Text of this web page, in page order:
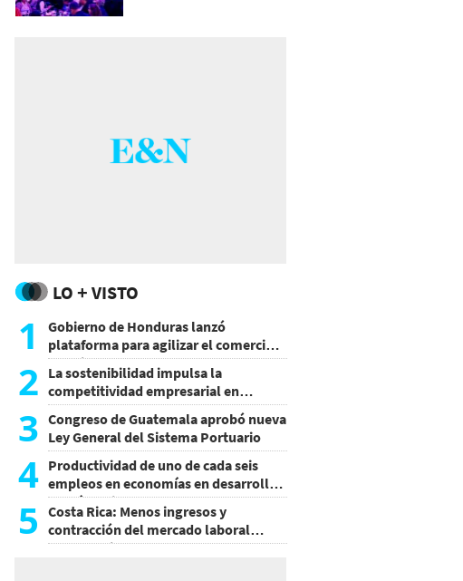
LO + VISTO
1
Gobierno de Honduras lanzó
plataforma para agilizar el comercio
exterior
2 La sostenibilidad impulsa la
competitividad empresarial en
Guatemala
3 Congreso de Guatemala aprobó nueva
Ley General del Sistema Portuario
4 Productividad de uno de cada seis
empleos en economías en desarrollo
podría mejorar por la IA
5
Costa Rica: Menos ingresos y
contracción del mercado laboral
causan baja del consumo